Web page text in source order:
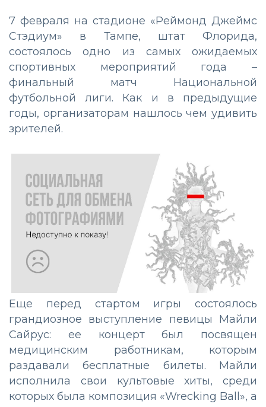
7 февраля на стадионе «Реймонд Джеймс
Стэдиум» в Тампе, штат Флорида,
состоялось одно из самых ожидаемых
спортивных мероприятий года –
финальный матч Национальной
футбольной лиги. Как и в предыдущие
годы, организаторам нашлось чем удивить
зрителей.
Еще перед стартом игры состоялось
грандиозное выступление певицы Майли
Сайрус: ее концерт был посвящен
медицинским работникам, которым
раздавали бесплатные билеты. Майли
исполнила свои культовые хиты, среди
которых была композиция «Wrecking Ball», а